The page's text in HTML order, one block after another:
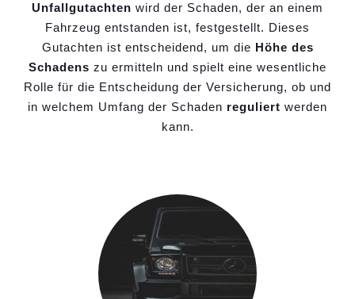
Unfallgutachten wird der Schaden, der an einem
Fahrzeug entstanden ist, festgestellt. Dieses
Gutachten ist entscheidend, um die Höhe des
Schadens zu ermitteln und spielt eine wesentliche
Rolle für die Entscheidung der Versicherung, ob und
in welchem Umfang der Schaden reguliert werden
kann.